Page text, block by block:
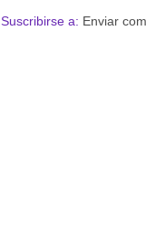
Suscribirse a: Enviar